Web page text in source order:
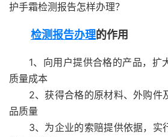
护手霜检测报告怎样办理？
检测报告办理的作用
1、向用户提供合格的产品，扩
质量成本
2、获得合格的原材料、外购件
品质量
3、为企业的索赔提供依据，实